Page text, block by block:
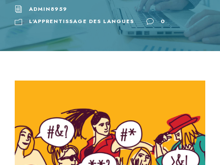
ADMIN8959
L'APPRENTISSAGE DES LANGUES
0